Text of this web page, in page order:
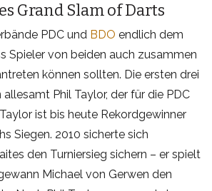
Grand Slam of Darts
PDC und BDO endlich dem
Spieler von beiden auch zusammen
können sollten. Die ersten drei
Phil Taylor, der für die PDC
ist bis heute Rekordgewinner
Siegen. 2010 sicherte sich
den Turniersieg sichern – er spielt
Michael von Gerwen den